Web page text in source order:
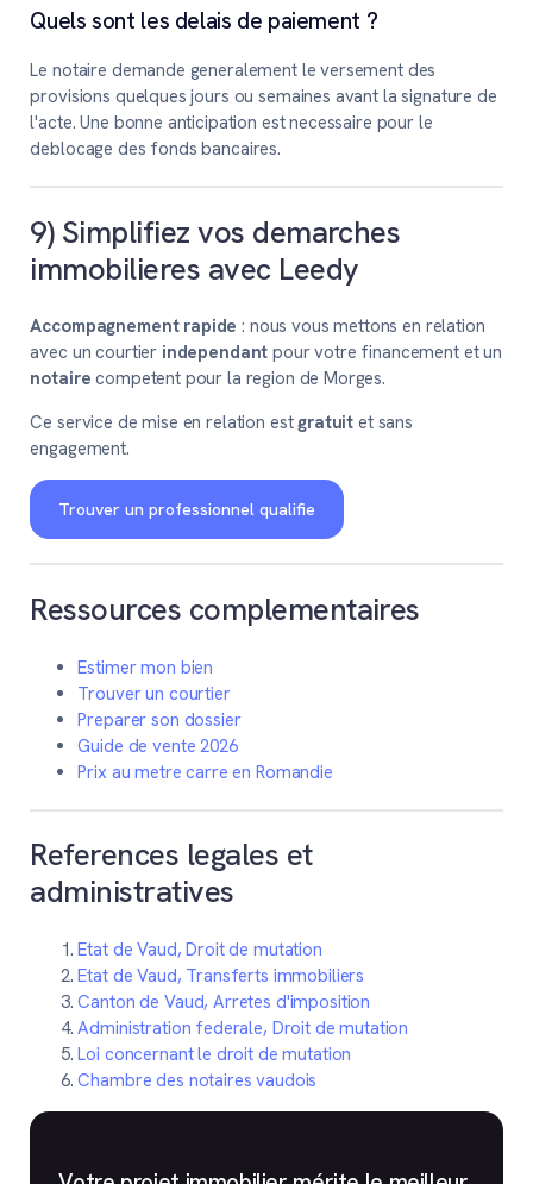
Quels sont les delais de paiement ?
Le notaire demande generalement le versement des
provisions quelques jours ou semaines avant la signature de
l'acte. Une bonne anticipation est necessaire pour le
deblocage des fonds bancaires.
9) Simplifiez vos demarches
immobilieres avec Leedy
Accompagnement rapide : nous vous mettons en relation
avec un courtier independant pour votre financement et un
notaire competent pour la region de Morges.
Ce service de mise en relation estgratuit et sans
engagement.
Trouver un professionnel qualifie
Ressources complementaires
Estimer mon bien
Trouver un courtier
Preparer son dossier
Guide de vente 2026
Prix au metre carre en Romandie
References legales et
administratives
Etat de Vaud, Droit de mutation
Etat de Vaud, Transferts immobiliers
Canton de Vaud, Arretes d'imposition
Administration federale, Droit de mutation
Loi concernant le droit de mutation
Chambre des notaires vaudois